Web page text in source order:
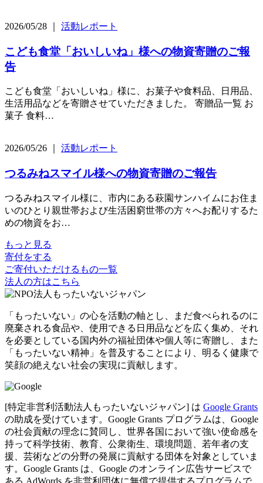
2026/05/28 ｜ 活動レポート
こども食堂「おいしいね」様への物資寄贈のご報
告
こども食堂「おいしいね」様に、お菓子や食料品、日用品、
生活用品などを寄贈させていただきました。 寄贈品一覧 お
菓子 食料…
2026/05/26 ｜ 活動レポート
つるみねスマイル様への物資寄贈のご報告
つるみねスマイル様に、市内にある萩園サンハイムにお住ま
いのひとり親世帯および生活困窮世帯の方々へお配りするた
めの物資をお…
もっと見る
寄付をする
ご寄付いただけるもの一覧
法人の方はこちら
「もったいない」の心を活動の軸とし、まだ食べられるのに
廃棄される食品や、使用できる日用品などを広く集め、それ
を必要としている国内外の福祉団体や個人等に寄贈し、また
「もったいない精神」を普及することにより、明るく健康で
笑顔の絶えない社会の実現に貢献します。
[特定非営利活動法人もったいないジャパン] は Google Grants
の助成を受けています。Google Grants プログラムは、Google
の社会貢献の理念に賛同し、世界各国において強い使命感を
持って科学技術、教育、公衆衛生、環境問題、若年者の支
援、芸術などの分野の発展に貢献する団体を対象としていま
す。Google Grants は、Google のオンライン広告サービスで
ある AdWords を非営利団体に無償で提供するプログラムで